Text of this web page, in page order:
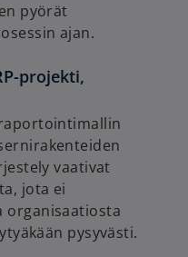
pyörät
ajan.
projekti,
vaativat
jota ei
organisaatiosta
pysyvästi.